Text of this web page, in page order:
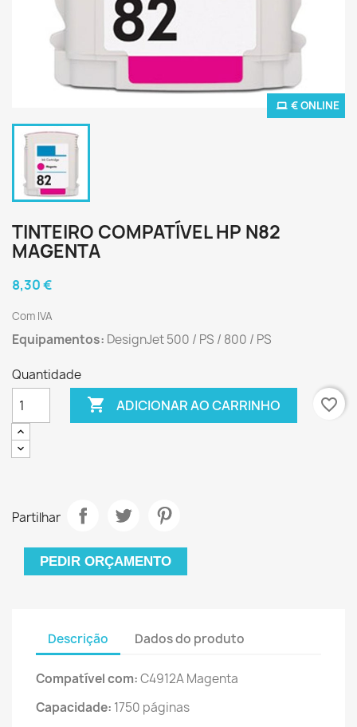
€ ONLINE
TINTEIRO COMPATÍVEL HP N82
MAGENTA
8,30 €
Com IVA
Equipamentos: DesignJet 500 / PS / 800 / PS
Quantidade
 ADICIONAR AO CARRINHO favorite_border
Partilhar
PEDIR ORÇAMENTO
Descrição Dados do produto
Compatível com:C4912A Magenta
Capacidade: 1750 páginas